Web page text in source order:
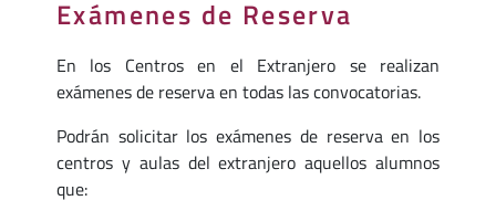
Exámenes de Reserva
En los Centros en el Extranjero se realizan
exámenes de reserva en todas las convocatorias.
Podrán solicitar los exámenes de reserva en los
centros y aulas del extranjero aquellos alumnos
que: